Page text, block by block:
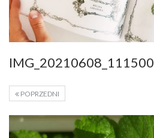
IMG_20210608_111500
POPRZEDNI